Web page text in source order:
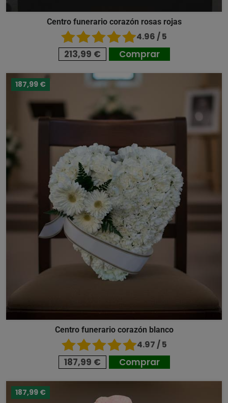
Centro funerario corazón rosas rojas
4.96 / 5
213,99 € Comprar
187,99 €
Centro funerario corazón blanco
4.97 / 5
187,99 € Comprar
187,99 €